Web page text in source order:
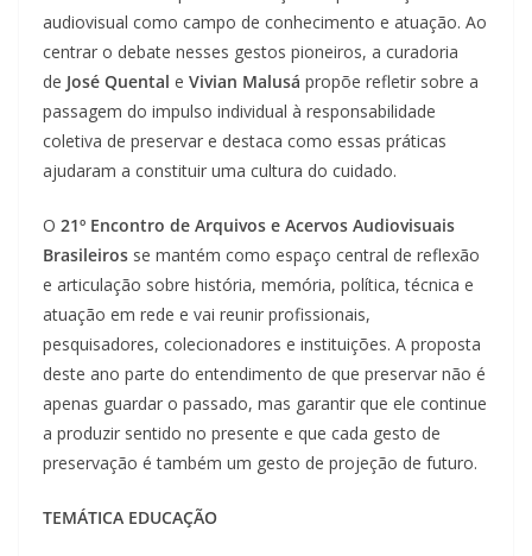
audiovisual como campo de conhecimento e atuação. Ao
centrar o debate nesses gestos pioneiros, a curadoria
de José Quental e Vivian Malusá propõe refletir sobre a
passagem do impulso individual à responsabilidade
coletiva de preservar e destaca como essas práticas
ajudaram a constituir uma cultura do cuidado.
O 21º Encontro de Arquivos e Acervos Audiovisuais
Brasileiros se mantém como espaço central de reflexão
e articulação sobre história, memória, política, técnica e
atuação em rede e vai reunir profissionais,
pesquisadores, colecionadores e instituições. A proposta
deste ano parte do entendimento de que preservar não é
apenas guardar o passado, mas garantir que ele continue
a produzir sentido no presente e que cada gesto de
preservação é também um gesto de projeção de futuro.
TEMÁTICA EDUCAÇÃO